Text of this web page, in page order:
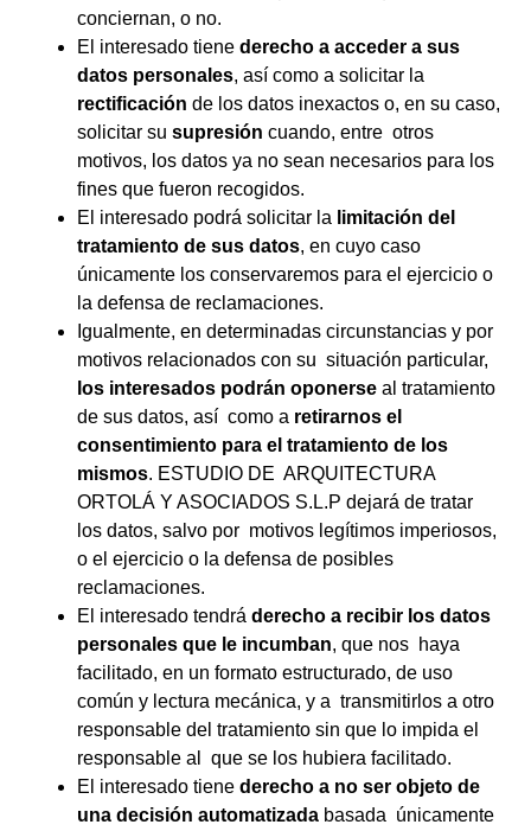
conciernan, o no.
El interesado tiene derecho a acceder a sus
datos personales, así como a solicitar la
rectificación de los datos inexactos o, en su caso,
solicitar su supresión cuando, entre otros
motivos, los datos ya no sean necesarios para los
fines que fueron recogidos.
El interesado podrá solicitar la limitación del
tratamiento de sus datos, en cuyo caso
únicamente los conservaremos para el ejercicio o
la defensa de reclamaciones.
Igualmente, en determinadas circunstancias y por
motivos relacionados con su situación particular,
los interesados podrán oponerse al tratamiento
de sus datos, así como a retirarnos el
consentimiento para el tratamiento de los
mismos. ESTUDIO DE ARQUITECTURA
ORTOLÁ Y ASOCIADOS S.L.P dejará de tratar
los datos, salvo por motivos legítimos imperiosos,
o el ejercicio o la defensa de posibles
reclamaciones.
El interesado tendrá derecho a recibir los datos
personales que le incumban, que nos haya
facilitado, en un formato estructurado, de uso
común y lectura mecánica, y a transmitirlos a otro
responsable del tratamiento sin que lo impida el
responsable al que se los hubiera facilitado.
El interesado tiene derecho a no ser objeto de
una decisión automatizada basada únicamente